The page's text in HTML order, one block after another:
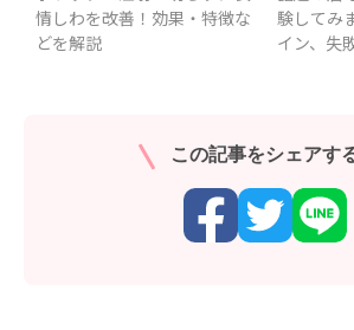
情しわを改善！効果・特徴な
どを解説
験してみ
イン、失
この記事をシェアす